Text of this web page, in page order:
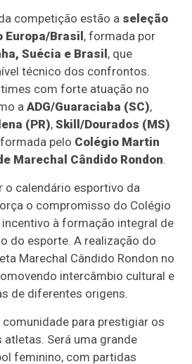
competição estão a seleção
Europa/Brasil, formada por
Suécia e Brasil, que
técnico dos confrontos.
com forte atuação no
aADG/Guaraciaba (SC),
(PR),Skill/Dourados (MS)
formada pelo Colégio Martin
Marechal Cândido Rondon.
o calendário esportivo da
o compromisso do Colégio
à formação integral de
do esporte. A realização do
Marechal Cândido Rondon no
intercâmbio cultural e
de diferentes origens.
para prestigiar os
Será uma grande
feminino, com partidas